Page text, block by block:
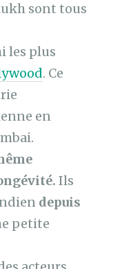
sont tous
les plus
. Ce
en
Ils
depuis
petite